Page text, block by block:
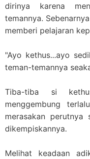
dirinya karena
temannya.
memberi pelajaran
"Ayo kethus...ayo
teman-temannya
Tiba-tiba si
menggembung
merasakan
dikempiskannya.
Melihat keadaan